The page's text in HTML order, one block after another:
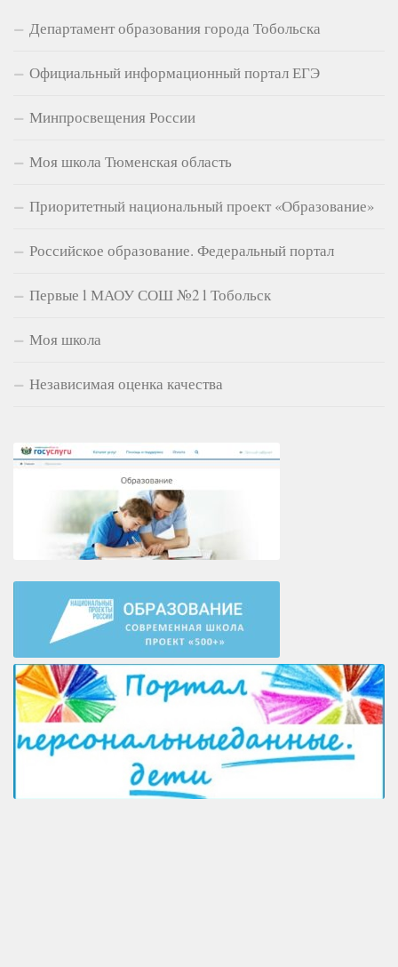
Департамент образования города Тобольска
Официальный информационный портал ЕГЭ
Минпросвещения России
Моя школа Тюменская область
Приоритетный национальный проект «Образование»
Российское образование. Федеральный портал
Первые l МАОУ СОШ №2 l Тобольск
Моя школа
Независимая оценка качества